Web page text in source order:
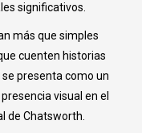
significativos.
más que simples
cuenten historias
presenta como un
visual en el
de Chatsworth.